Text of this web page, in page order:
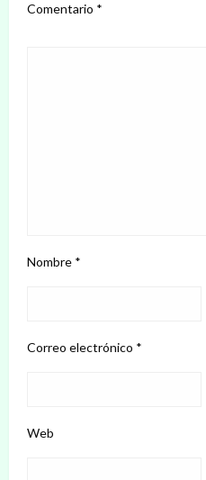
Comentario *
Nombre *
Correo electrónico *
Web